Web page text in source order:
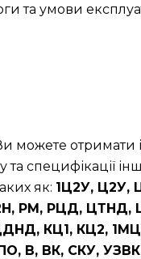
та умови
можете отримати
та специфікації
як: 1Ц2У, Ц2У,
РМ, РЦД, ЦТНД,
КЦ1, КЦ2,
В, ВК, СКУ,